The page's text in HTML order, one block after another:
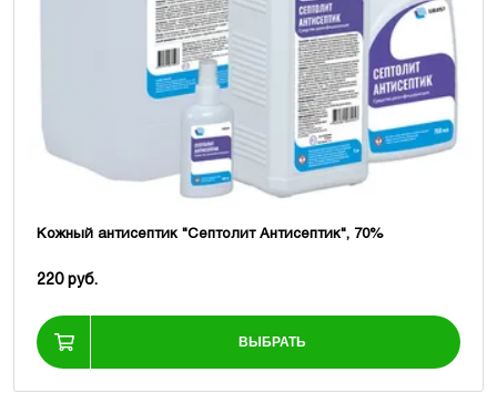
Кожный антисептик "Септолит Антисептик", 70%
220 руб.
ВЫБРАТЬ